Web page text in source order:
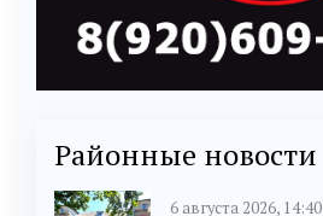
Районные новости
6 августа 2026, 14:40